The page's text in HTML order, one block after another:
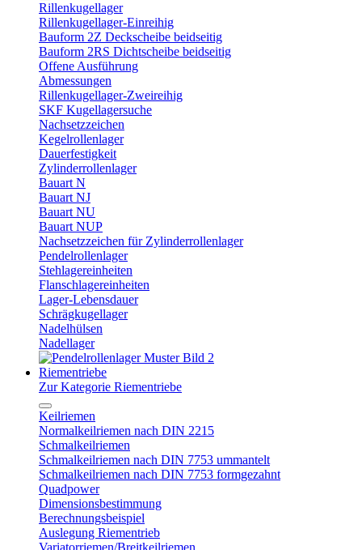
Rillenkugellager
Rillenkugellager-Einreihig
Bauform 2Z Deckscheibe beidseitig
Bauform 2RS Dichtscheibe beidseitig
Offene Ausführung
Abmessungen
Rillenkugellager-Zweireihig
SKF Kugellagersuche
Nachsetzzeichen
Kegelrollenlager
Dauerfestigkeit
Zylinderrollenlager
Bauart N
Bauart NJ
Bauart NU
Bauart NUP
Nachsetzzeichen für Zylinderrollenlager
Pendelrollenlager
Stehlagereinheiten
Flanschlagereinheiten
Lager-Lebensdauer
Schrägkugellager
Nadelhülsen
Nadellager
Riementriebe
Zur Kategorie Riementriebe
Keilriemen
Normalkeilriemen nach DIN 2215
Schmalkeilriemen
Schmalkeilriemen nach DIN 7753 ummantelt
Schmalkeilriemen nach DIN 7753 formgezahnt
Quadpower
Dimensionsbestimmung
Berechnungsbeispiel
Auslegung Riementrieb
Variatorriemen/Breitkeilriemen